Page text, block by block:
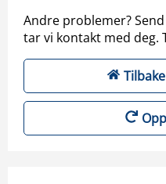
Andre problemer?
tar vi kontakt med deg.